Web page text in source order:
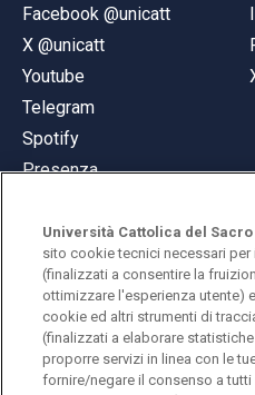
Facebook @unicatt
X @unicatt
Youtube
Telegram
Spotify
Presenza
© Università Cattolica del
Largo A. Gemelli 1, 20123
PI 02133120150
Università Cattolica del Sacro
sito cookie tecnici necessari
(finalizzati a consentire la
ottimizzare l'esperienza utente)
cookie ed altri strumenti di
(finalizzati a elaborare
proporre servizi in linea con le
fornire/negare il consenso a tutti